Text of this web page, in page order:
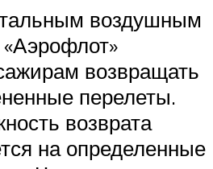
воздушным
возвращать
перелеты.
возврата
на определенные